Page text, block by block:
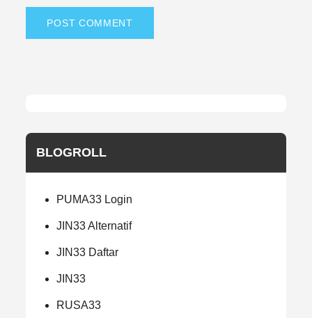
BLOGROLL
PUMA33 Login
JIN33 Alternatif
JIN33 Daftar
JIN33
RUSA33